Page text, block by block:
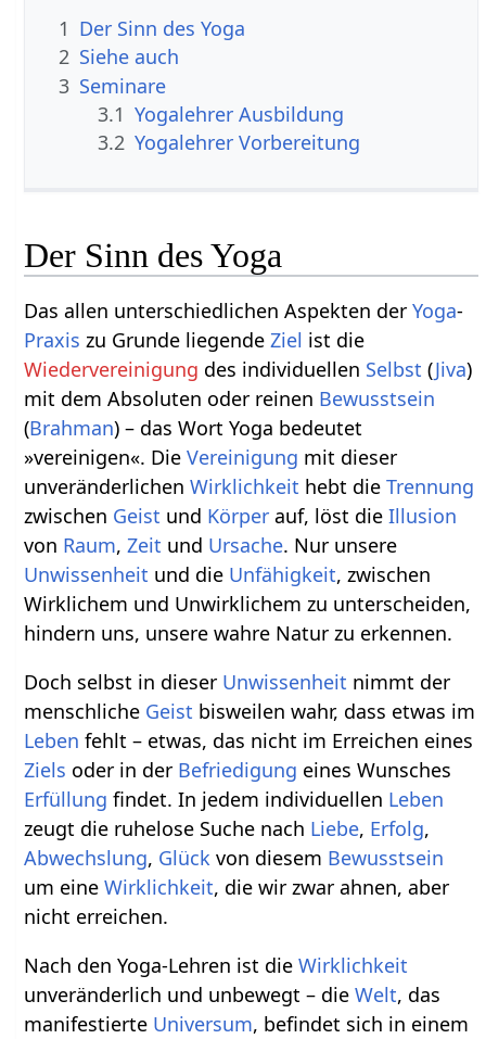
1 Der Sinn des Yoga
2 Siehe auch
3 Seminare
3.1 Yogalehrer Ausbildung
3.2 Yogalehrer Vorbereitung
Der Sinn des Yoga
Das allen unterschiedlichen Aspekten derYoga-
Praxis zu Grunde liegendeZiel ist die
Wiedervereinigung des individuellen Selbst (Jiva)
mit dem Absoluten oder reinen Bewusstsein
(Brahman) – das Wort Yoga bedeutet
»vereinigen«. DieVereinigung mit dieser
unveränderlichenWirklichkeit hebt dieTrennung
zwischen Geist und Körper auf, löst dieIllusion
von Raum,Zeit und Ursache. Nur unsere
Unwissenheit und die Unfähigkeit, zwischen
Wirklichem und Unwirklichem zu unterscheiden,
hindern uns, unsere wahre Natur zu erkennen.
Doch selbst in dieser Unwissenheit nimmt der
menschliche Geist bisweilen wahr, dass etwas im
Leben fehlt – etwas, das nicht im Erreichen eines
Ziels oder in der Befriedigung eines Wunsches
Erfüllung findet. In jedem individuellen Leben
zeugt die ruhelose Suche nach Liebe, Erfolg,
Abwechslung, Glück von diesem Bewusstsein
um eineWirklichkeit, die wir zwar ahnen, aber
nicht erreichen.
Nach den Yoga-Lehren ist dieWirklichkeit
unveränderlich und unbewegt – dieWelt, das
manifestierte Universum, befindet sich in einem